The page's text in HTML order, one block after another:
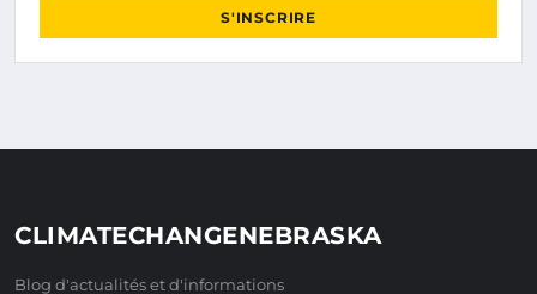
S'INSCRIRE
CLIMATECHANGENEBRASKA
Blog d'actualités et d'informations